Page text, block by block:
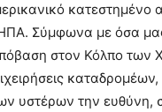
κατεστημένο
Σύμφωνα με όσα
στον Κόλπο των
υστέρων την ευθύνη,